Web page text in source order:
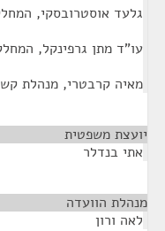
גלעד אוסטרובסקי,
עו"ד מתן גרפינקל,
מאיה קרבטרי, מנהלת
יועצת משפטית
אתי בנדלר
מנהלת הוועדה
לאה ורון